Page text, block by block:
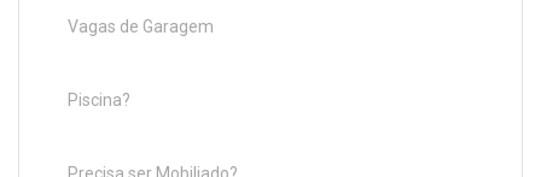
Vagas de Garagem
Piscina?